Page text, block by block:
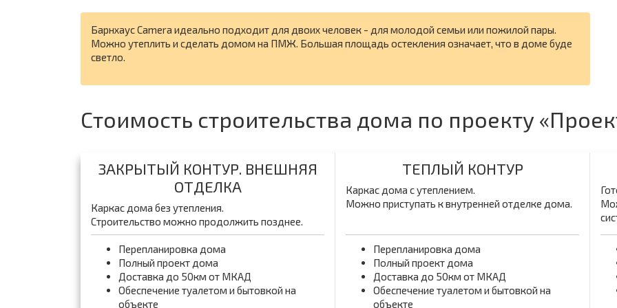
Барнхаус Camera идеально подходит для двоих человек - для молодой семьи или пожилой пары.
Можно утеплить и сделать домом на ПМЖ. Большая площадь остекления означает, что в доме буде
светло.
Стоимость строительства дома по проекту
ЗАКРЫТЫЙ КОНТУР. ВНЕШНЯЯ
ОТДЕЛКА
Каркас дома без утепления.
Строительство можно продолжить позднее.
Перепланировка дома
Полный проект дома
Доставка до 50км от МКАД
Обеспечение туалетом и бытовкой на
объекте
ТЕПЛЫЙ КОНТУР
Каркас дома с утеплением.
Можно приступать к внутренней отделке дома.
Перепланировка дома
Полный проект дома
Доставка до 50км от МКАД
Обеспечение туалетом и бытовкой на
объекте